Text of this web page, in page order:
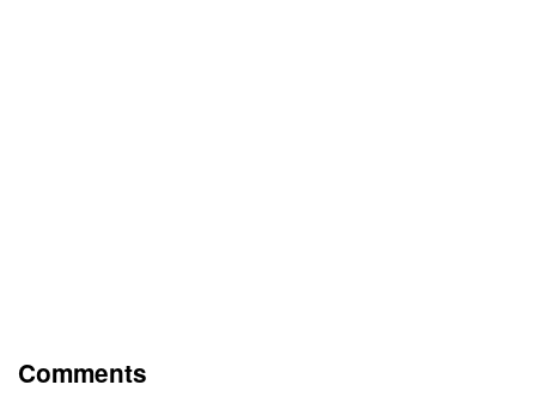
它。」——Charlie Munger 「感恩，讓配得感不
Nonjudgmental：不帶評斷的Need / Needs：需
Comments